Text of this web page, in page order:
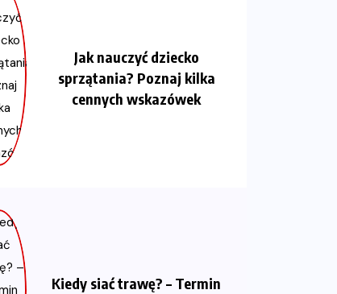
Jak nauczyć dziecko
sprzątania? Poznaj kilka
cennych wskazówek
Kiedy siać trawę? – Termin